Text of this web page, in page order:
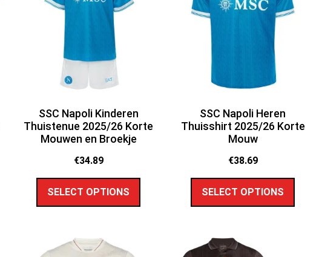
SSC Napoli Kinderen
Thuistenue 2025/26 Korte
Mouwen en Broekje
€34.89
SELECT OPTIONS
SSC Napoli Heren
Thuisshirt 2025/26 Korte
Mouw
€38.69
SELECT OPTIONS